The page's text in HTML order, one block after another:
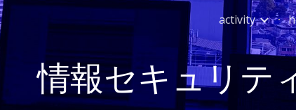
Skip to main content activity
情報セキュリテ